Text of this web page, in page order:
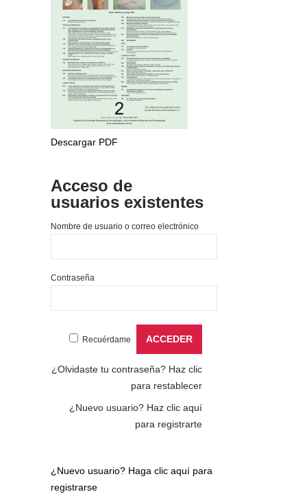
Descargar PDF
Acceso de
usuarios existentes
Nombre de usuario o correo electrónico
Contraseña
Recuérdame
¿Olvidaste tu contraseña? Haz clic
para restablecer
¿Nuevo usuario? Haz clic aquí
para registrarte
¿Nuevo usuario? Haga clic aquí para
registrarse